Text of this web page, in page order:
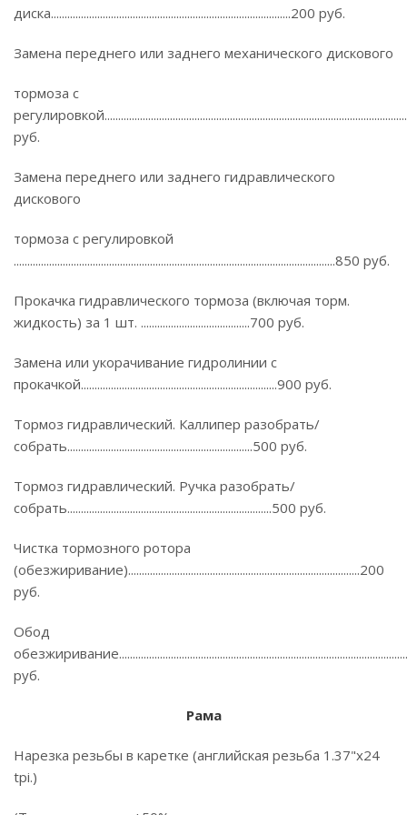
диска........................................................................................200 руб.
Замена переднего или заднего механического дискового
тормоза с
руб.
Замена переднего или заднего гидравлического
дискового
тормоза с регулировкой
......................................................................................................................850 руб.
Прокачка гидравлического тормоза (включая торм.
жидкость) за 1 шт. ........................................700 руб.
Замена или укорачивание гидролинии с
прокачкой........................................................................900 руб.
Тормоз гидравлический. Каллипер разобрать/
собрать....................................................................500 руб.
Тормоз гидравлический. Ручка разобрать/
собрать...........................................................................500 руб.
Чистка тормозного ротора
(обезжиривание).....................................................................................200
руб.
Обод
руб.
Рама
Нарезка резьбы в каретке (английская резьба 1.37"x24
tpi.)